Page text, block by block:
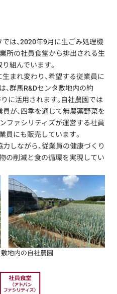
は、2020年9月に生ごみ処理機
所の社員食堂から排出される生
組んでいます。
まれ変わり、希望する従業員に
、群馬R&Dセンタ敷地内の約
に活用されます。自社農園では
が、四季を通じて無農薬野菜を
ファシリティズが運営する社員
員にも販売しています。
しながら、従業員の健康づくり
の削減と食の循環を実現してい
地内の自社農園